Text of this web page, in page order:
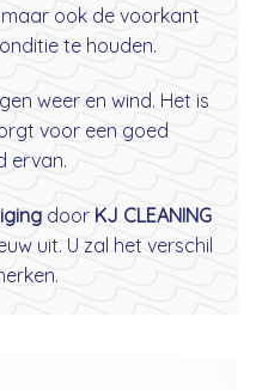
ook de voorkant
te houden.
weer en wind. Het is
voor een goed
ervan.
door KJ CLEANING
uit. U zal het verschil